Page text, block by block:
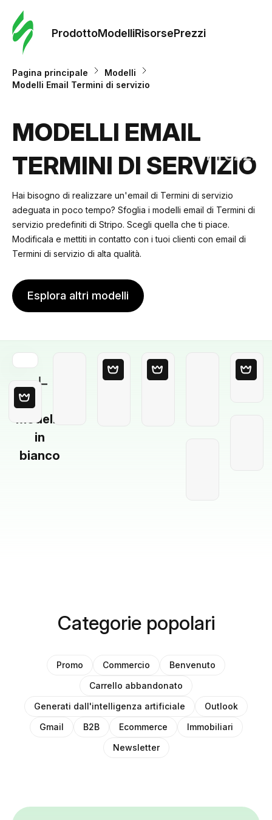
ProdottoModelliRisorsePrezzi
Prezzi
Pagina principale
Modelli
Modelli Email Termini di servizio
MODELLI EMAIL
TERMINI DI SERVIZIO
Hai bisogno di realizzare un'email di Termini di servizio
adeguata in poco tempo? Sfoglia i modelli email di Termini di
servizio predefiniti di Stripo. Scegli quella che ti piace.
Modificala e mettiti in contatto con i tuoi clienti con email di
Termini di servizio di alta qualità.
Esplora altri modelli
Modello
in
bianco
Categorie popolari
Promo Commercio
Benvenuto
Carrello abbandonato
Generati dall'intelligenza artificiale
Outlook
Gmail
B2B Ecommerce
Immobiliari
Newsletter